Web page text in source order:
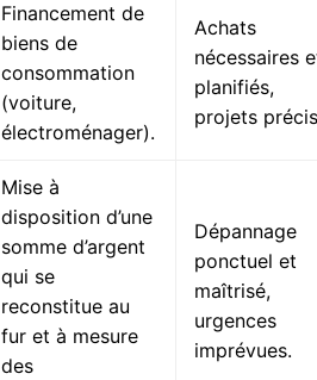
Financement de
biens de
consommation
(voiture,
électroménager).
Achats
nécessaires
planifiés,
projets
Mise à
disposition d’une
somme d’argent
qui se
reconstitue au
fur et à mesure
des
Dépannage
ponctuel et
maîtrisé,
urgences
imprévues.